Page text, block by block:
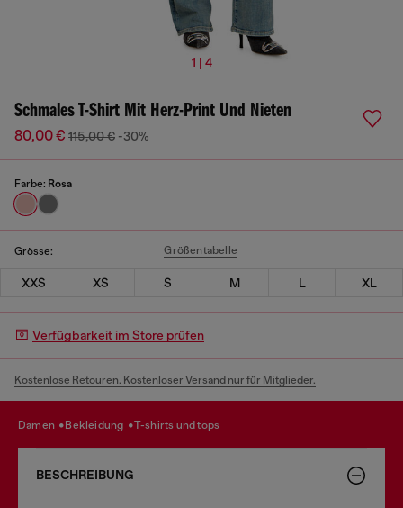
1 | 4
Schmales T-Shirt Mit Herz-Print Und Nieten
80,00 € 115,00 € -30%
Farbe: Rosa
Grösse: Größentabelle
XXS XS S M L XL
Verfügbarkeit im Store prüfen
Kostenlose Retouren. Kostenloser Versand nur für Mitglieder.
damen bekleidung t-shirts und tops
BESCHREIBUNG